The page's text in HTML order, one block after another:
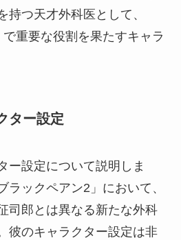
持つ天才外科医として、
で重要な役割を果たすキャラ
ター設定
ー設定について説明しま
ラックペアン2」において、
司郎とは異なる新たな外科
彼のキャラクター設定は非